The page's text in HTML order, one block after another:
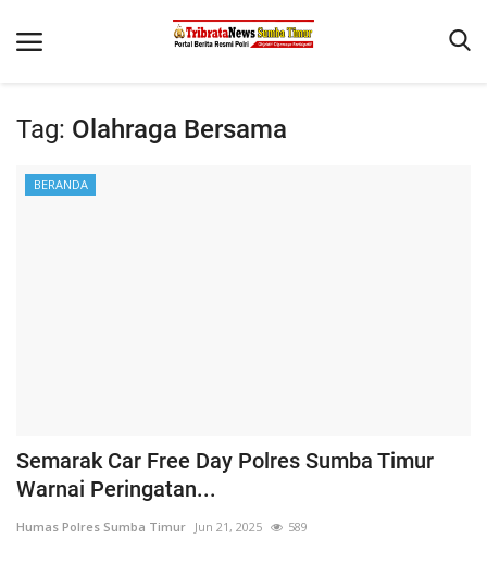
Terms & Conditions
Jurnal Kamtibmas
Tag: Olahraga Bersama
BERANDA
Semarak Car Free Day Polres Sumba Timur
Warnai Peringatan...
Humas Polres Sumba Timur Jun 21, 2025 589